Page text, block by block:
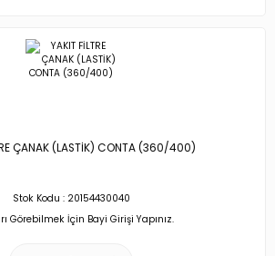
ÇANAK (LASTİK) CONTA (360/400)
Stok Kodu : 20154430040
Görebilmek İçin Bayi Girişi Yapınız.